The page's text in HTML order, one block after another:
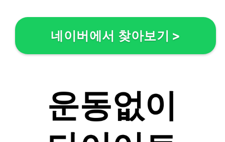
네이버에서 찾아보기 >